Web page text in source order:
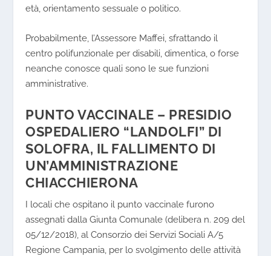
età, orientamento sessuale o politico.
Probabilmente, l’Assessore Maffei, sfrattando il
centro polifunzionale per disabili, dimentica, o forse
neanche conosce quali sono le sue funzioni
amministrative.
PUNTO VACCINALE – PRESIDIO
OSPEDALIERO “LANDOLFI” DI
SOLOFRA, IL FALLIMENTO DI
UN’AMMINISTRAZIONE
CHIACCHIERONA
I locali che ospitano il punto vaccinale furono
assegnati dalla Giunta Comunale (delibera n. 209 del
05/12/2018), al Consorzio dei Servizi Sociali A/5
Regione Campania, per lo svolgimento delle attività